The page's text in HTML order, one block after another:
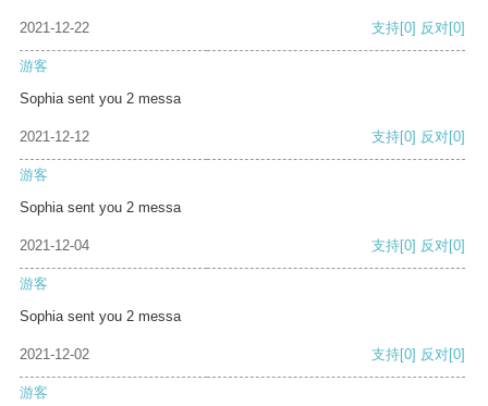
2021-12-22 支持[0] 反对[0]
游客
Sophia sent you 2 messa
2021-12-12 支持[0] 反对[0]
游客
Sophia sent you 2 messa
2021-12-04 支持[0] 反对[0]
游客
Sophia sent you 2 messa
2021-12-02 支持[0] 反对[0]
游客